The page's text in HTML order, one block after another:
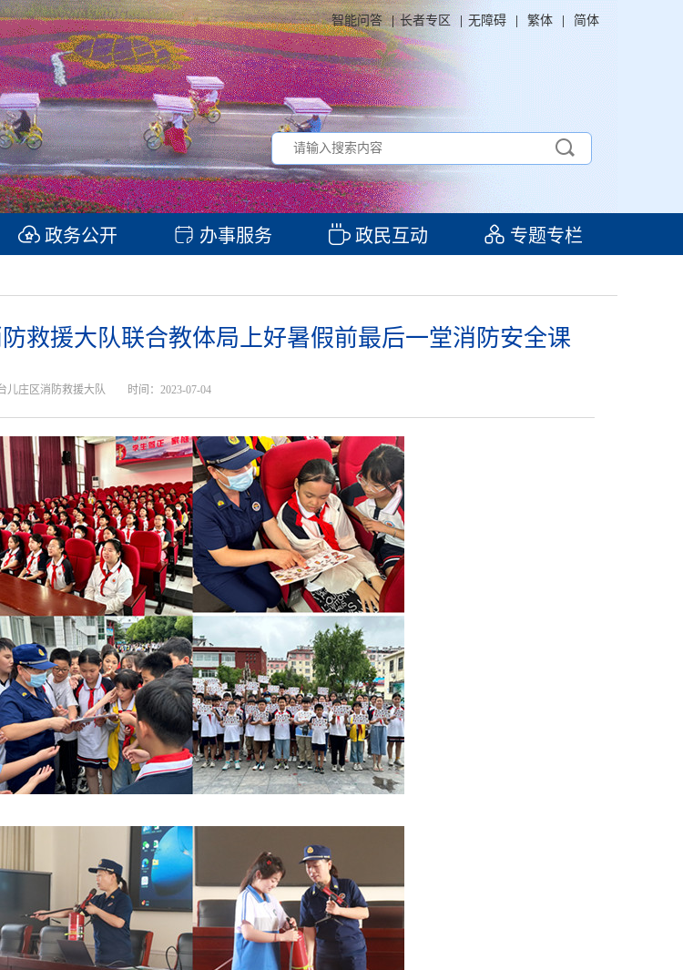
智能问答 | 长者专区 无障碍 繁体 简体
政务公开 办事服务 政民互动 专题专栏
救援大队联合教体局上好暑假前最后一堂消防安全课
儿庄区消防救援大队 时间：2023-07-04